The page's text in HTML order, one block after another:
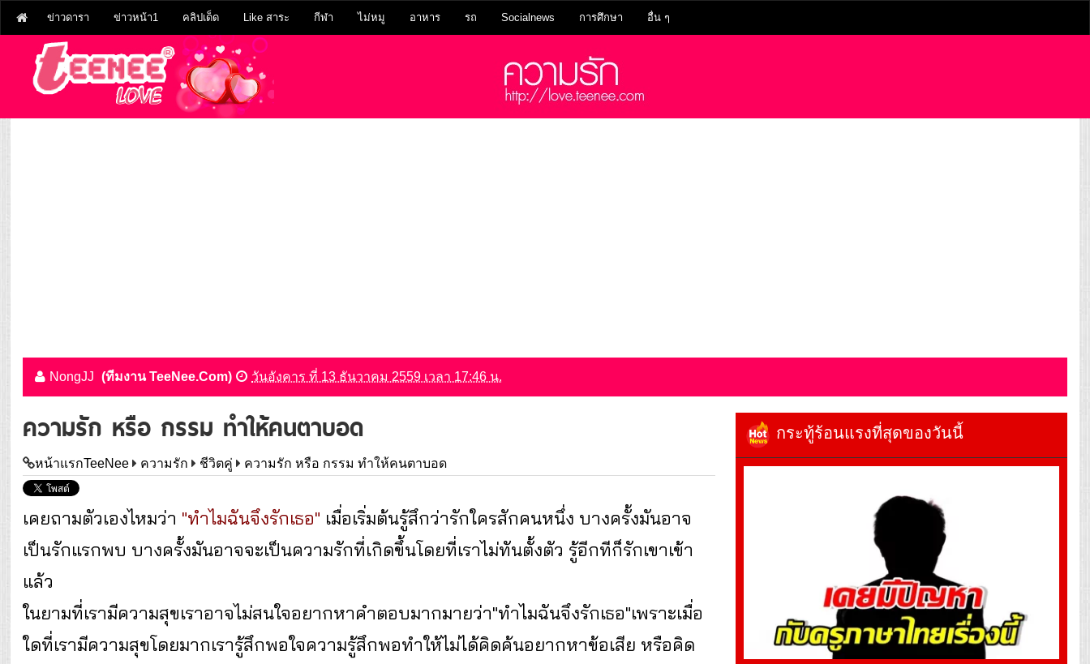
ข่าวดารา ข่าวหน้า1 คลิปเด็ด Like สาระ กีฬา ไม่หมู อาหาร รถ Socialnews การศึกษา อื่น ๆ
NongJJ (ทีมงาน TeeNee.Com) วันอังคาร ที่ 13 ธันวาคม 2559 เวลา 17:46 น.
ความรัก หรือ กรรม ทำให้คนตาบอด
หน้าแรกTeeNee ความรัก ชีวิตคู่ ความรัก หรือ กรรม ทำให้คนตาบอด
เคยถามตัวเองไหมว่า "ทำไมฉันจึงรักเธอ" เมื่อเริ่มต้นรู้สึกว่ารักใครสักคนหนึ่ง บางครั้งมันอาจ
เป็นรักแรกพบ บางครั้งมันอาจจะเป็นความรักที่เกิดขึ้นโดยที่เราไม่ทันตั้งตัว รู้อีกทีก็รักเขาเข้า
แล้ว
ในยามที่เรามีความสุขเราอาจไม่สนใจอยากหาคำตอบมากมายว่า"ทำไมฉันจึงรักเธอ"เพราะเมื่อ
ใดที่เรามีความสุขโดยมากเรารู้สึกพอใจความรู้สึกพอทำให้ไม่ได้คิดค้นอยากหาข้อเสีย หรือคิด
กระทู้ร้อนแรงที่สุดของวันนี้